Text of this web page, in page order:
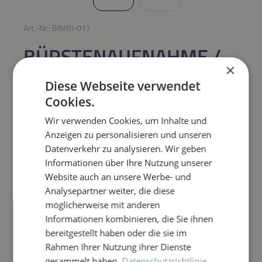
Art.-Nr.: BIMBI-017
BÜRSTENAUFNAHME /
BÜRSTENHALTER FÜR
BIMBI 11 BÜRSTE
Regulärer Preis:
14,90 €
Preise inkl. MwSt. zzgl. Versandkosten
Produkt Anzahl: Gib den gewünschten
IN DEN WARENKORB
Frage zum Artikel
×
Diese Webseite verwendet
Cookies.
Wir verwenden Cookies, um Inhalte und
Anzeigen zu personalisieren und unseren
Datenverkehr zu analysieren. Wir geben
Informationen über Ihre Nutzung unserer
Website auch an unsere Werbe- und
Analysepartner weiter, die diese
möglicherweise mit anderen
Informationen kombinieren, die Sie ihnen
bereitgestellt haben oder die sie im
Rahmen Ihrer Nutzung ihrer Dienste